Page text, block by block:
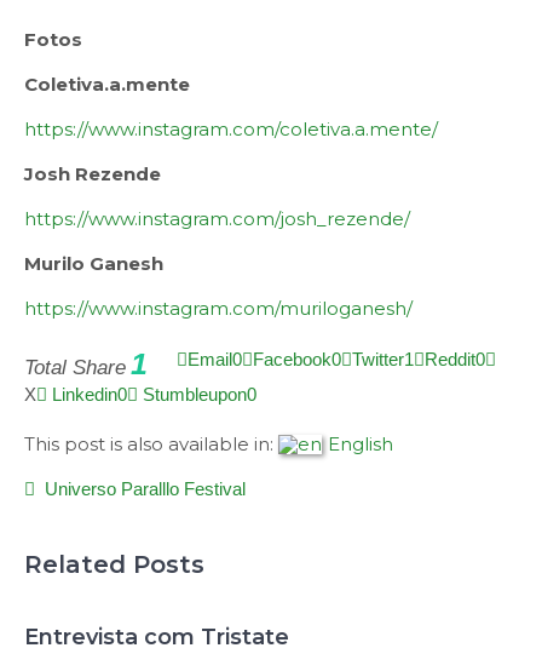
Fotos
Coletiva.a.mente
https://www.instagram.com/coletiva.a.mente/
Josh Rezende
https://www.instagram.com/josh_rezende/
Murilo Ganesh
https://www.instagram.com/muriloganesh/
Total Share 1 Email0 Facebook0 Twitter1 Reddit0
X
Linkedin0 Stumbleupon0
This post is also available in: English
Universo Paralllo Festival
Related Posts
Entrevista com Tristate